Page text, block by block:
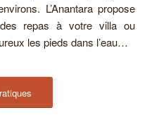
L’Anantara propose
repas à votre villa ou
les pieds dans l’eau…